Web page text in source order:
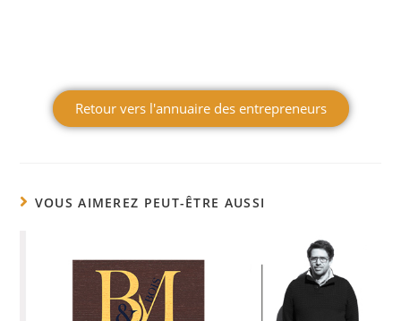
Retour vers l'annuaire des entrepreneurs
VOUS AIMEREZ PEUT-ÊTRE AUSSI